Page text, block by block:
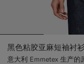
黑色粘胶亚麻短袖衬
意大利 Emmetex 生产的